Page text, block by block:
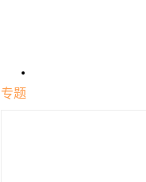
专题